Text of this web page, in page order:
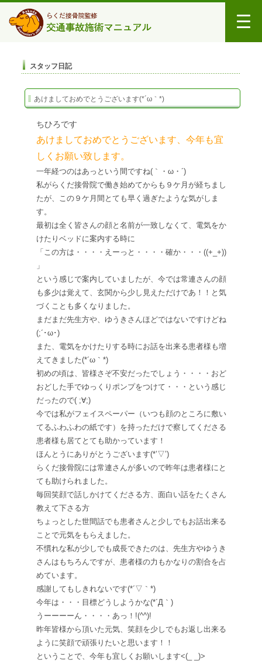
スタッフ日記
あけましておめでとうございます(*´ω｀*)
ちひろです
あけましておめでとうございます、今年も宜
しくお願い致します。
一年経つのはあっという間ですね(｀・ω・´)
私がらくだ接骨院で働き始めてからも９ケ月が経ちまし
たが、この９ケ月間とても早く過ぎたような気がしま
す。
最初は全く皆さんの顔と名前が一致しなくて、電気をか
けたりベッドに案内する時に
「この方は・・・・えーっと・・・・確か・・・((+_+))
」
という感じで案内していましたが、今では常連さんの顔
も多少は覚えて、玄関から少し見えただけであ！！と気
づくことも多くなりました。
まだまだ先生方や、ゆうきさんほどではないですけどね
(;´･ω･)
また、電気をかけたりする時にお話を出来る患者様も増
えてきました(*´ω｀*)
初めの頃は、皆様さぞ不安だったでしょう・・・・おど
おどした手でゆっくりポンプをつけて・・・という感じ
だったので( ;∀;)
今では私がフェイスペーパー（いつも顔のところに敷い
てるふわふわの紙です）を持っただけで察してくださる
患者様も居てとても助かっています！
ほんとうにありがとうございます(*’▽’)
らくだ接骨院には常連さんが多いので昨年は患者様にと
ても助けられました。
毎回笑顔で話しかけてくださる方、面白い話をたくさん
教えて下さる方
ちょっとした世間話でも患者さんと少しでもお話出来る
ことで元気をもらえました。
不慣れな私が少しでも成長できたのは、先生方やゆうき
さんはもちろんですが、患者様の力もかなりの割合を占
めています。
感謝してもしきれないです(*´▽｀*)
今年は・・・目標どうしようかな(*´Д｀)
うーーーーん・・・・あっ！!(^^)!
昨年皆様から頂いた元気、笑顔を少しでもお返し出来る
ように笑顔で頑張りたいと思います！！
ということで、今年も宜しくお願いします<(_ _)>